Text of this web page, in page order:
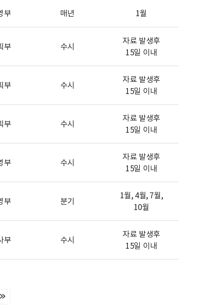
부 매년 1월
부 수시
자료 발생후
15일 이내
부 수시
자료 발생후
15일 이내
부 수시
자료 발생후
15일 이내
부 수시
자료 발생후
15일 이내
부 분기
1월, 4월, 7월,
10월
부 수시
자료 발생후
15일 이내
마